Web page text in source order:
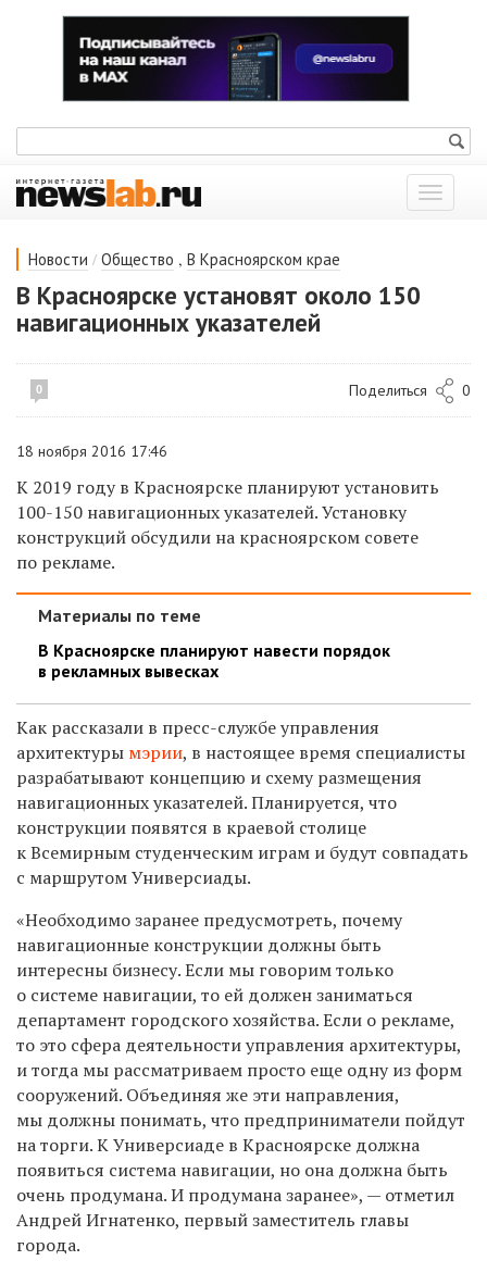
Показать
меню
Новости / Общество , В Красноярском крае
В Красноярске установят около 150
навигационных указателей
0 Поделиться 0
18 ноября 2016 17:46
К 2019 году в Красноярске планируют установить
100-150 навигационных указателей. Установку
конструкций обсудили на красноярском совете
по рекламе.
Материалы по теме
В Красноярске планируют навести порядок
в рекламных вывесках
Как рассказали в пресс-службе управления
архитектуры мэрии, в настоящее время специалисты
разрабатывают концепцию и схему размещения
навигационных указателей. Планируется, что
конструкции появятся в краевой столице
к Всемирным студенческим играм и будут совпадать
с маршрутом Универсиады.
«Необходимо заранее предусмотреть, почему
навигационные конструкции должны быть
интересны бизнесу. Если мы говорим только
о системе навигации, то ей должен заниматься
департамент городского хозяйства. Если о рекламе,
то это сфера деятельности управления архитектуры,
и тогда мы рассматриваем просто еще одну из форм
сооружений. Объединяя же эти направления,
мы должны понимать, что предприниматели пойдут
на торги. К Универсиаде в Красноярске должна
появиться система навигации, но она должна быть
очень продумана. И продумана заранее», — отметил
Андрей Игнатенко, первый заместитель главы
города.